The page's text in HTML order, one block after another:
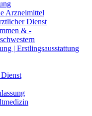
Arzneimittel
Dienst
& -
| Erstlingsausstattung